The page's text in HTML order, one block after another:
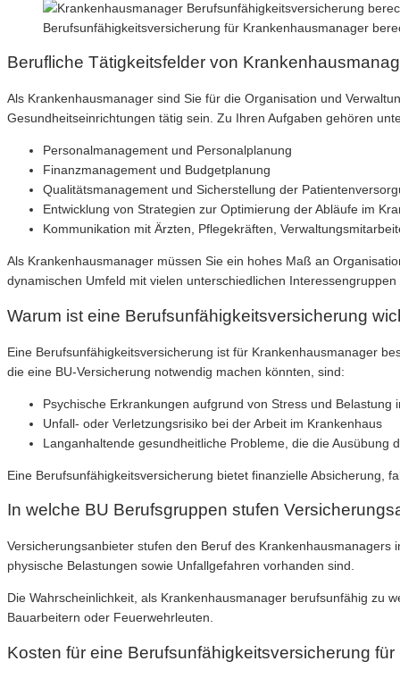
Berufsunfähigkeitsversicherung für Krankenhausmanager
Berufliche Tätigkeitsfelder von
Als Krankenhausmanager sind Sie für die Organisation und
Gesundheitseinrichtungen tätig sein. Zu Ihren Aufgaben gehören
Personalmanagement und Personalplanung
Finanzmanagement und Budgetplanung
Qualitätsmanagement und Sicherstellung der
Entwicklung von Strategien zur Optimierung der Abläufe im
Kommunikation mit Ärzten, Pflegekräften,
Als Krankenhausmanager müssen Sie ein hohes Maß an
dynamischen Umfeld mit vielen unterschiedlichen Interessengruppen
Warum ist eine Berufsunfähigkeitsversicherung
Eine Berufsunfähigkeitsversicherung ist für Krankenhausmanager
die eine BU-Versicherung notwendig machen könnten, sind:
Psychische Erkrankungen aufgrund von Stress und Belastung
Unfall- oder Verletzungsrisiko bei der Arbeit im Krankenhaus
Langanhaltende gesundheitliche Probleme, die die Ausübung
Eine Berufsunfähigkeitsversicherung bietet finanzielle Absicherung,
In welche BU Berufsgruppen stufen
Versicherungsanbieter stufen den Beruf des
physische Belastungen sowie Unfallgefahren vorhanden sind.
Die Wahrscheinlichkeit, als Krankenhausmanager berufsunfähig zu
Bauarbeitern oder Feuerwehrleuten.
Kosten für eine Berufsunfähigkeitsversicherung